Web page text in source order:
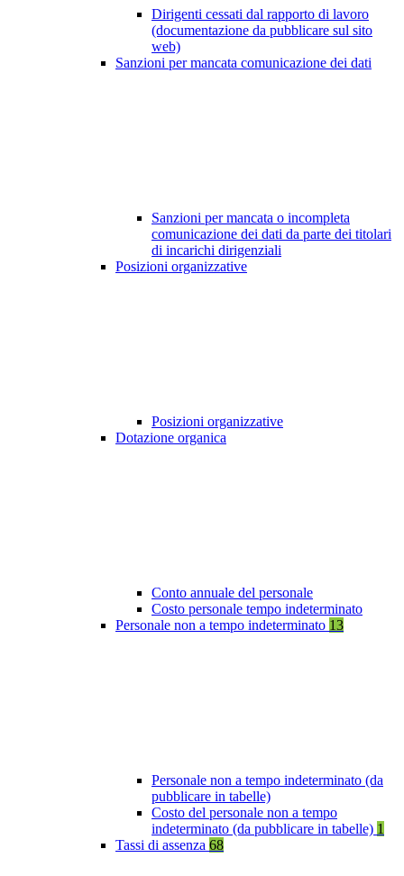
Dirigenti cessati dal rapporto di lavoro
(documentazione da pubblicare sul sito
web)
Sanzioni per mancata comunicazione dei dati
Sanzioni per mancata o incompleta
comunicazione dei dati da parte dei titolari
di incarichi dirigenziali
Posizioni organizzative
Posizioni organizzative
Dotazione organica
Conto annuale del personale
Costo personale tempo indeterminato
Personale non a tempo indeterminato 13
Personale non a tempo indeterminato (da
pubblicare in tabelle)
Costo del personale non a tempo
indeterminato (da pubblicare in tabelle) 1
Tassi di assenza 68